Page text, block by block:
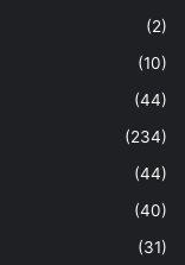
(2)
(10)
(44)
(234)
(44)
(40)
(31)